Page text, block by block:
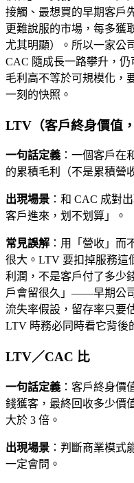
接觸、最想買的早期客戶
更難說服的市場，每多獲
尤其明顯）。所以一家公
CAC 隨成長一路攀升，
毛利高不等於可規模化，
一刻的快照。
LTV（客戶終身價值
一句話定義 ：一個客戶在
的累積毛利（不是累積營
出現場景 ：和 CAC 成對
客戶進來，划不划算」。
常見誤解 ：用「營收」而
很大。LTV 要扣掉服務這
利潤，不是客戶付了多少
戶會留很久」——早期公
流失率假設，留存率只要
LTV 時務必同時看它背後
LTV／CAC 比
一句話定義 ：客戶終身價
錢獲客，最終回收多少價
大於 3 倍。
出現場景 ：判斷商業模式
一定會問。